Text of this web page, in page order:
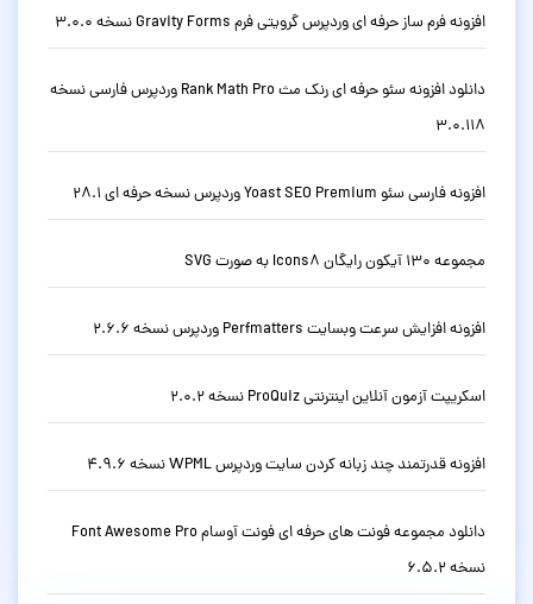
افزونه فرم ساز حرفه ای وردپرس گرویتی فرم Gravity Forms نسخه 3.0.0
دانلود افزونه سئو حرفه ای رنک مث Rank Math Pro وردپرس فارسی نسخه
3.0.118
افزونه فارسی سئو Yoast SEO Premium وردپرس نسخه حرفه ای 28.1
مجموعه 130 آیکون رایگان Icons8 به صورت SVG
افزونه افزایش سرعت وبسایت Perfmatters وردپرس نسخه 2.6.6
اسکریپت آزمون آنلاین اینترنتی ProQuiz نسخه 2.0.2
افزونه قدرتمند چند زبانه کردن سایت وردپرس WPML نسخه 4.9.6
دانلود مجموعه فونت های حرفه ای فونت آوسام Font Awesome Pro
نسخه 6.5.2